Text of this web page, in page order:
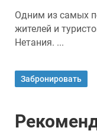
Одним из самых
жителей и
Нетания. ...
Забронировать